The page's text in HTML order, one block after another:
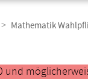
Mathematik